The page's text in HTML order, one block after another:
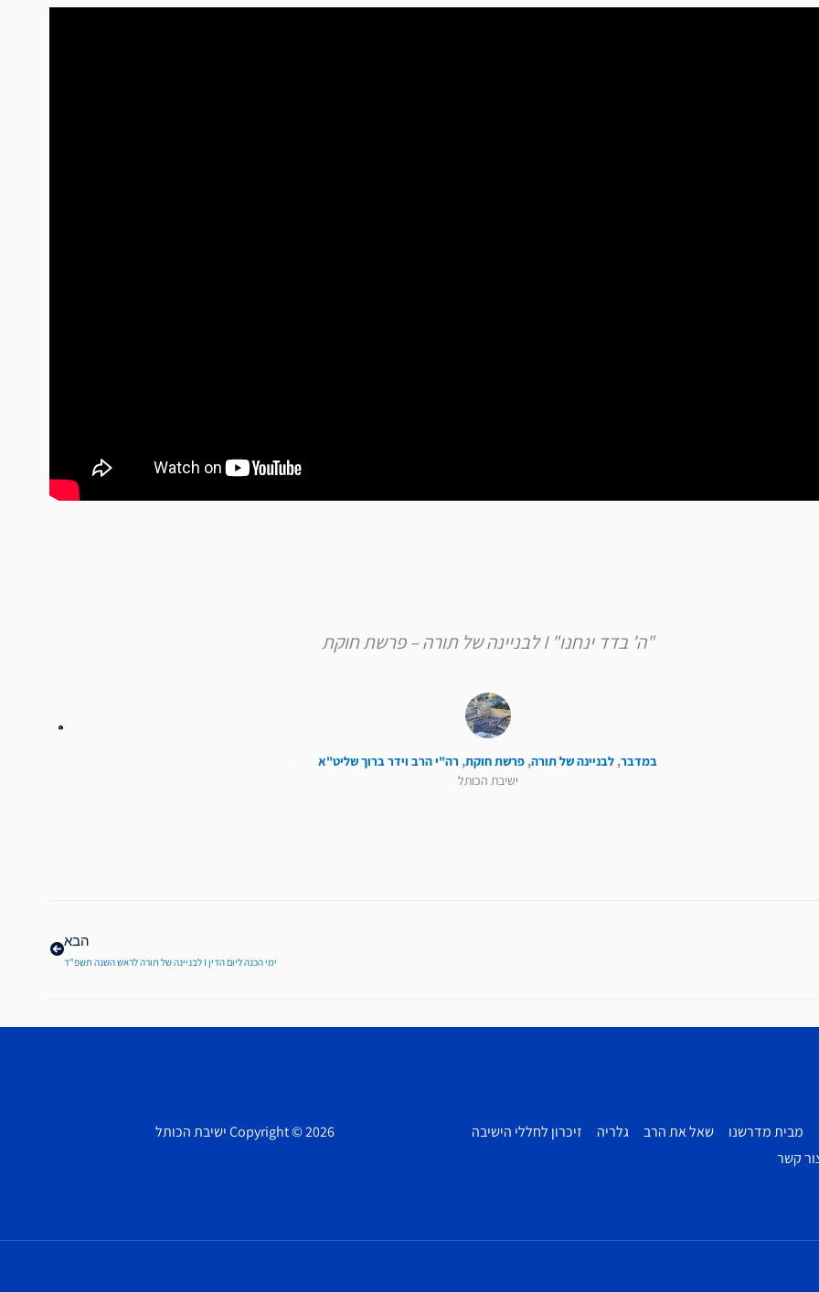
"ה' בדד ינחנו" I לבניינה של תורה – פרשת חוקת
במדבר, לבניינה של תורה, פרשת חוקת, רה"י הרב וידר ברוך שליט"א
ישיבת הכותל
הבא
ימי הכנה ליום הדין I לבניינה של תורה לראש השנה תשפ"ד
מבית מדרשנו שאל את הרב גלריה
זיכרון לחללי הישיבה
קשר
Copyright © 2026 ישיבת הכותל